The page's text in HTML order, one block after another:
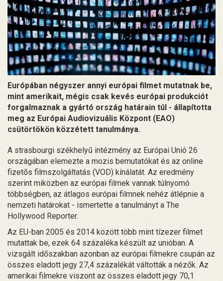
Európában négyszer annyi európai filmet mutatnak be,
mint amerikait, mégis csak kevés európai produkciót
forgalmaznak a gyártó ország határain túl - állapította
meg az Európai Audiovizuális Központ (EAO)
csütörtökön közzétett tanulmánya.
A strasbourgi székhelyű intézmény az Európai Unió 26
országában elemezte a mozis bemutatókat és az online
fizetős filmszolgáltatás (VOD) kínálatát. Az eredmény
szerint miközben az európai filmek vannak túlnyomó
többségben, az átlagos európai filmnek nehéz átlépnie a
nemzeti határokat - ismertette a tanulmányt a The
Hollywood Reporter.
Az EU-ban 2005 és 2014 között több mint tízezer filmet
mutattak be, ezek 64 százaléka készült az unióban. A
vizsgált időszakban azonban az európai filmekre csupán az
összes eladott jegy 27,4 százalékát váltották a nézők. Az
amerikai filmekre viszont az összes eladott jegy 70,1